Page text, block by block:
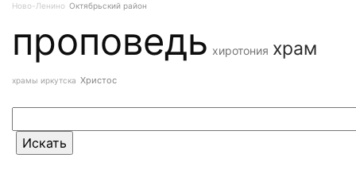
Ново-Ленино Октябрьский район
проповедь хиротония храм
храмы иркутска Христос